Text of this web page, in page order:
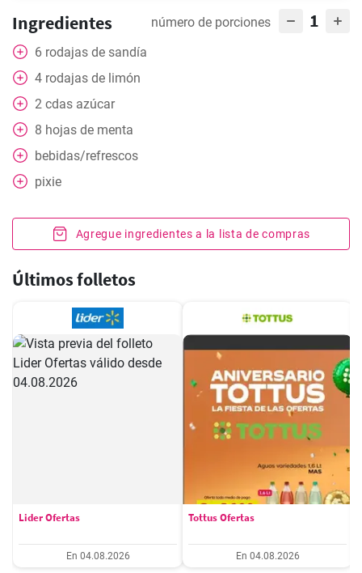
Ingredientes número de porciones 1
6 rodajas de sandía
4 rodajas de limón
2 cdas azúcar
8 hojas de menta
bebidas/refrescos
pixie
Agregue ingredientes a la lista de compras
Últimos folletos
Lider Ofertas
En 04.08.2026
Tottus Ofertas
En 04.08.2026